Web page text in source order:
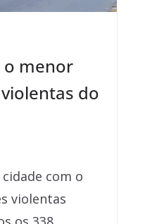
o menor
do
cidade com o
violentas